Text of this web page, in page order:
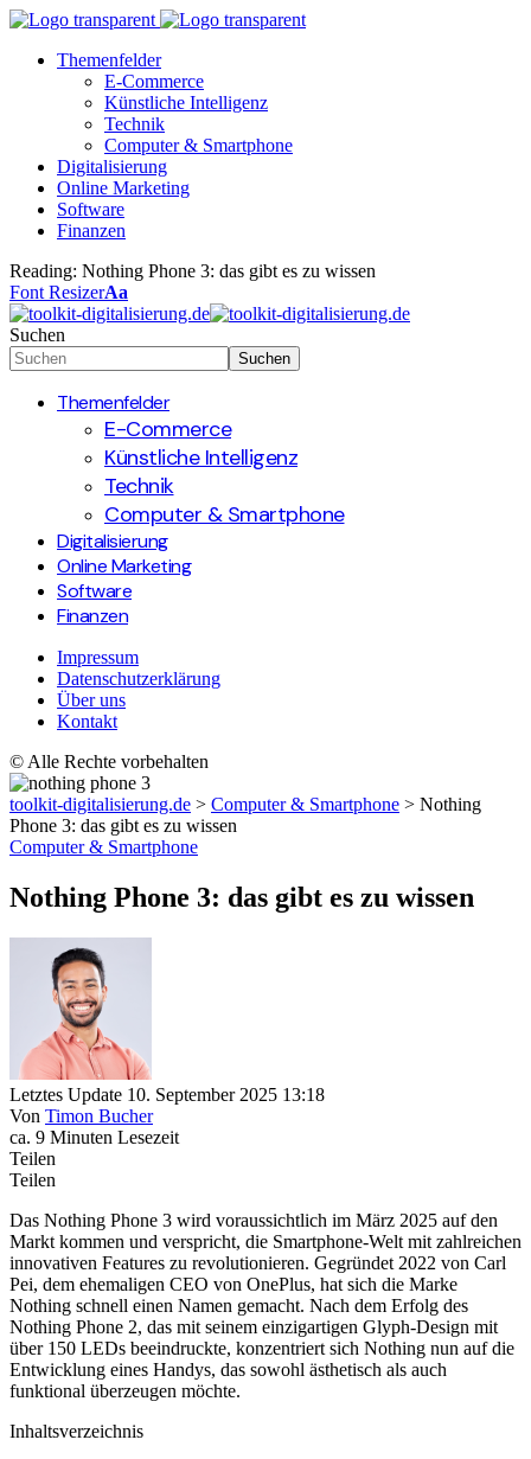
Themenfelder
E-Commerce
Künstliche Intelligenz
Technik
Computer & Smartphone
Digitalisierung
Online Marketing
Software
Finanzen
Reading: Nothing Phone 3: das gibt es zu wissen
Font ResizerAa
Suchen
Themenfelder
E-Commerce
Künstliche Intelligenz
Technik
Computer & Smartphone
Digitalisierung
Online Marketing
Software
Finanzen
Impressum
Datenschutzerklärung
Über uns
Kontakt
© Alle Rechte vorbehalten
toolkit-digitalisierung.de > Computer & Smartphone > Nothing
Phone 3: das gibt es zu wissen
Computer & Smartphone
Nothing Phone 3: das gibt es zu wissen
Letztes Update 10. September 2025 13:18
Von Timon Bucher
ca. 9 Minuten Lesezeit
Teilen
Teilen
Das Nothing Phone 3 wird voraussichtlich im März 2025 auf den
Markt kommen und verspricht, die Smartphone-Welt mit zahlreichen
innovativen Features zu revolutionieren. Gegründet 2022 von Carl
Pei, dem ehemaligen CEO von OnePlus, hat sich die Marke
Nothing schnell einen Namen gemacht. Nach dem Erfolg des
Nothing Phone 2, das mit seinem einzigartigen Glyph-Design mit
über 150 LEDs beeindruckte, konzentriert sich Nothing nun auf die
Entwicklung eines Handys, das sowohl ästhetisch als auch
funktional überzeugen möchte.
Inhaltsverzeichnis